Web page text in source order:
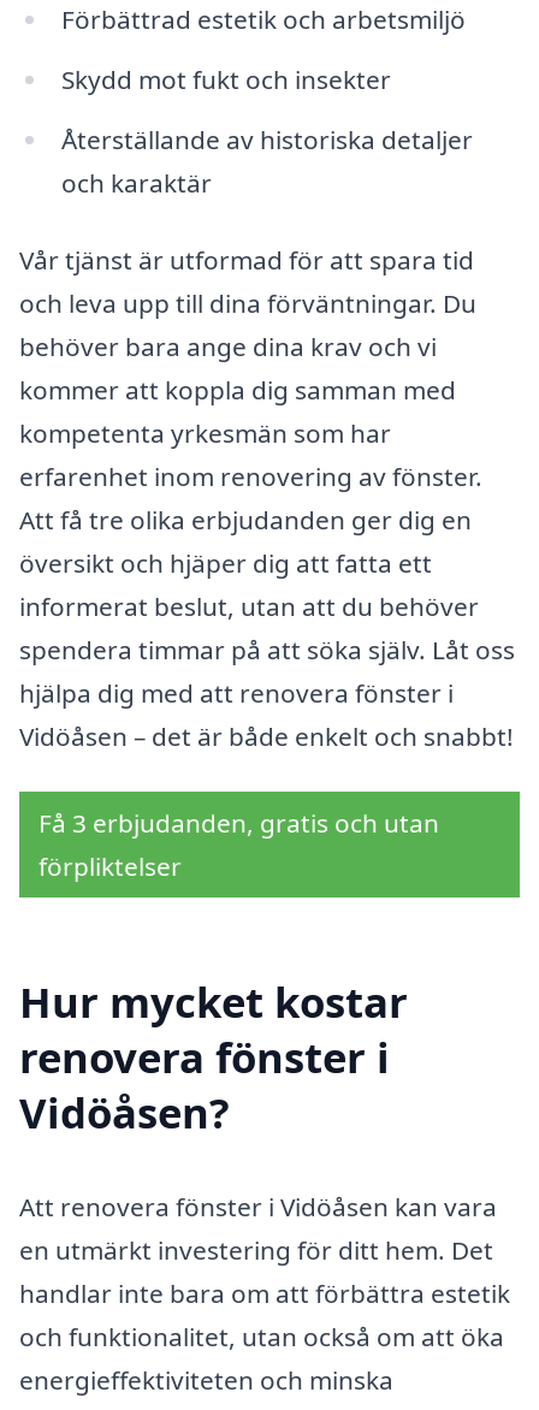
Förbättrad estetik och arbetsmiljö
Skydd mot fukt och insekter
Återställande av historiska detaljer
och karaktär
Vår tjänst är utformad för att spara tid
och leva upp till dina förväntningar. Du
behöver bara ange dina krav och vi
kommer att koppla dig samman med
kompetenta yrkesmän som har
erfarenhet inom renovering av fönster.
Att få tre olika erbjudanden ger dig en
översikt och hjäper dig att fatta ett
informerat beslut, utan att du behöver
spendera timmar på att söka själv. Låt oss
hjälpa dig med att renovera fönster i
Vidöåsen – det är både enkelt och snabbt!
Få 3 erbjudanden, gratis och utan
förpliktelser
Hur mycket kostar
renovera fönster i
Vidöåsen?
Att renovera fönster i Vidöåsen kan vara
en utmärkt investering för ditt hem. Det
handlar inte bara om att förbättra estetik
och funktionalitet, utan också om att öka
energieffektiviteten och minska